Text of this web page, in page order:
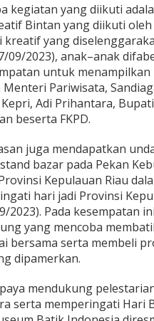
kegiatan yang diikuti
Bintan yang diikuti
kreatif yang
09/2023), anak–anak
untuk menampilkan
Menteri Pariwisata,
Adi Prihantara,
beserta FKPD.
juga mendapatkan
bazar pada Pekan
Kepulauan Riau
hari jadi Provinsi
2023). Pada kesempatan
yang mencoba
bersama serta membeli
dipamerkan.
mendukung
serta memperingati Hari